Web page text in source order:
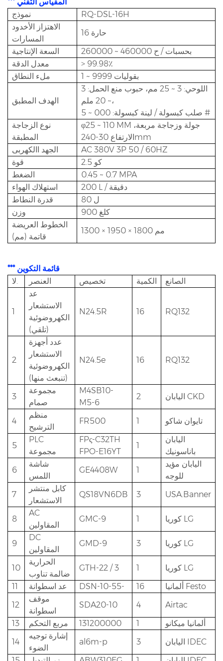
نموذج
RQ-DSL-16H
الاهتزاز الأخدود
المسارات
16 حارة
السعة الإنتاجية
260000 ~ 460000 بحسبات / ح
معدل الدقة
> 99.98٪
ملء النطاق
1 ~ 9999 بقوليات
الهدف المطبق
اللوحي: 3 ~ 25 مم، حبوب منع الحمل: 3
~ 20 ملم،
صلب كبسولة / لينة كبسولة: 000 ~ 5 #
نوع الزجاجة
المطبقة
φ25 ~ 110 MM جولة وزجاجة مربعة،
الارتفاع 30-240mm
الجهد االكهربى
AC 380V 3P 50 / 60HZ
قوة
2.5 كو
الضغط
0.45 ~ 0.7 MPA
استهلاك الهواء
200 L / دقيقة
قدرة النطاط
80 ل
وزن
900 كلغ
الخطوط العريضة
قاتمة (مم)
1300 × 1950 × 1800 مم
*** قائمة التكوين
لا.
العنصر تخصيص الكمية الصانع
1
عد
الاستشعار
الكهروضوئية
(تلقي)
N24.5R 16 RQ132
2
عدد أجهزة
الاستشعار
الكهروضوئية
(تنبعث منها)
N24.5e 16 RQ132
3
مجموعة
صمام
M4SB10-
M5-6
2 اليابان CKD
4
منظم
الترشيح
FR500 1 تايوان شاكو
5
PLC
مجموعة
FPς-C32TH
FPO-E16YT
1
اليابان
باناسونيك
6
شاشة
اللمس
GE4408W 1
اليابان مؤيد
للوجه
7
كابل منتشر
الاستشعار
QS18VN6DB 3 USA.Banner
8
AC
المقاولين
GMC-9 1 كوريا LG
9
DC
المقاولين
GMD-9 3 كوريا LG
10
الحرارية
ضالمة تناوب
GTH-22 / 3 1
كوريا LG
11
عد اسطوانة DSN-10-55- 16
ألمانيا Festo
12
موقف
اسطوانة
SDA20-10 4
Airtac
13
مربع التحكم 131200000 1
ألمانيا ميكانو
14
إشارة توجيه
الضوء
al6m-p 3
اليابان IDEC